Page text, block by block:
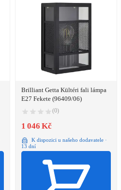
Brilliant Getta Kültéri fali lámpa
E27 Fekete (96409/06)
(0)
1 046 Kč
K dispozici u našeho dodavatele ·
13 dní